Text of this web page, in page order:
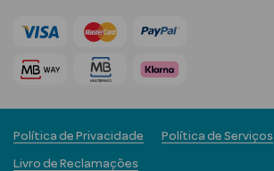
Água Termal
Esfoliantes
Coffrets
Política de Privacidade Política de Serviços
Livro de Reclamações